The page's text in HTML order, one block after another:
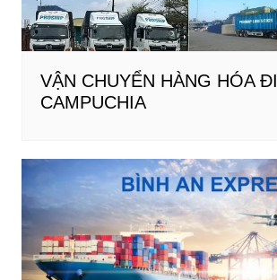
VẬN CHUYỂN HÀNG HÓA ĐI
CAMPUCHIA